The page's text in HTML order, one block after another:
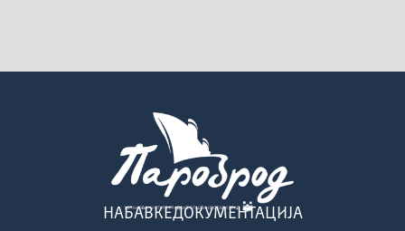
НАБАВКЕДОКУМЕНТАЦИЈА